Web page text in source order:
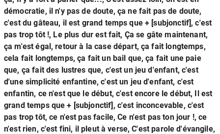
démocratie, il n'y pas de doute, ça ne fait pas de doute,
c'est du gâteau, il est grand temps que + [subjonctif], c'est
pas trop tôt !, Le plus dur est fait, Ça se gâte maintenant,
ça m'est égal, retour à la case départ, ça fait longtemps,
cela fait longtemps, ça fait un bail que, ça fait une paie
que, ça fait des lustres que, c'est un jeu d'enfant, c'est
d'une simplicité enfantine, c'est un jeu d'enfant, c'est
enfantin, ce n'est que le début, c'est encore le début, Il est
grand temps que + [subjonctif], c'est inconcevable, c'est
pas trop tôt, ce n'est pas facile, Ce n'est pas ton jour !, ce
n'est rien, c'est fini, il pleut à verse, C'est parole d'évangile,